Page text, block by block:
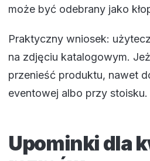
może być odebrany jako
Praktyczny wniosek:
na zdjęciu katalogowym.
przenieść produktu, nawet
eventowej albo przy stoisku.
Upominki dla